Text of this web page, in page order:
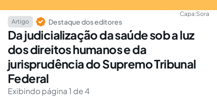
Capa:Sora
Artigo
Destaque dos editores
Da judicialização da saúde sob a luz
dos direitos humanos e da
jurisprudência do Supremo Tribunal
Federal
Exibindo página 1 de 4